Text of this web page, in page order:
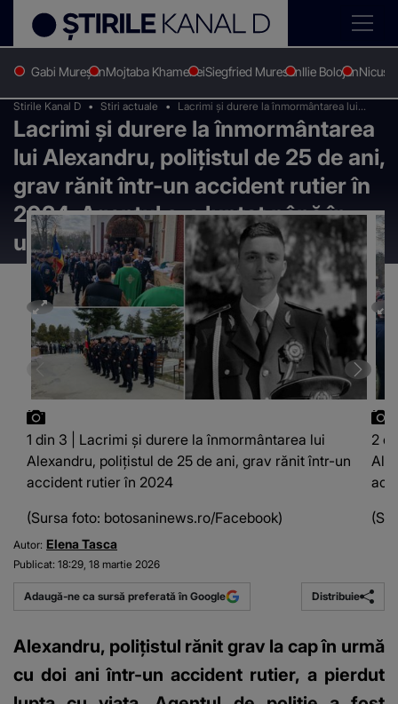
Gabi MureșanMojtaba KhameneiSiegfried MuresanIlie Bolojan
Stirile Kanal D Stiri actuale
Lacrimi și durere la înmormântarea lui
Alexandru, polițistul de 25 de ani, grav
rănit într-un accident rutier în 2024.
Agentul s-a luptat până în ultima clipă
pentru viața sa
Lacrimi și durere la înmormântarea
lui Alexandru, polițistul de 25 de ani,
grav rănit într-un accident rutier în
2024. Agentul s-a luptat până în
ultima clipă pentru viața sa
1 din 3 | Lacrimi și durere la înmormântarea lui
Alexandru, polițistul de 25 de ani, grav rănit într-un
accident rutier în 2024
(Sursa foto: botosaninews.ro/Facebook)
2
Autor: Elena Tasca
Publicat: 18:29, 18 martie 2026
Adaugă-ne ca sursă preferată în Google Distribuie
Alexandru, polițistul rănit grav la cap în urmă
cu doi ani într-un accident rutier, a pierdut